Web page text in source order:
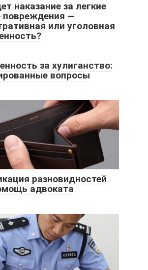
наказание за легкие
повреждения —
или уголовная
за хулиганство:
вопросы
разновидностей
адвоката